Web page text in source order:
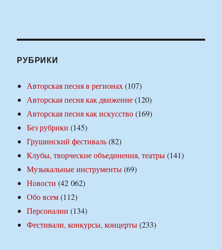
РУБРИКИ
Авторская песня в регионах(107)
Авторская песня как движение(120)
Авторская песня как искусство(169)
Без рубрики (145)
Грушинский фестиваль(82)
Клубы, творческие объединения, театры(141)
Музыкальные инструменты(69)
Новости (42 062)
Обо всем(112)
Персоналии (134)
Фестивали, конкурсы, концерты(233)